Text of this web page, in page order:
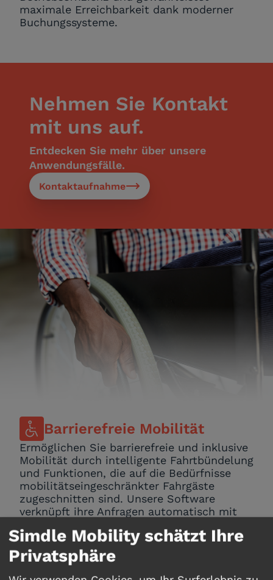
maximale Erreichbarkeit dank moderner
Buchungssysteme.
Nehmen Sie Kontakt
mit uns auf.
Entdecken Sie mehr über unsere
Anwendungsfälle.
Kontaktaufnahme
Barrierefreie Mobilität
Ermöglichen Sie barrierefreie und inklusive
Mobilität durch intelligente Fahrtbündelung
und Funktionen, die auf die Bedürfnisse
mobilitätseingeschränkter Fahrgäste
zugeschnitten sind. Unsere Software
verknüpft ihre Anfragen automatisch mit
Fahrpersonal. Durch die Kombination von
Pendel- und Freizeitfahrten fördern Sie
Selbständigkeit und erhöhen gleichzeitig
die Auslastung Ihrer Flotte. Barrierefreier
Simdle Mobility schätzt Ihre
Privatsphäre